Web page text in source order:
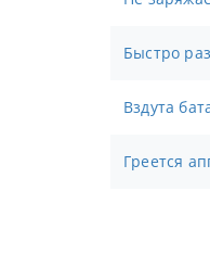
Быстро
Вздута
Греется